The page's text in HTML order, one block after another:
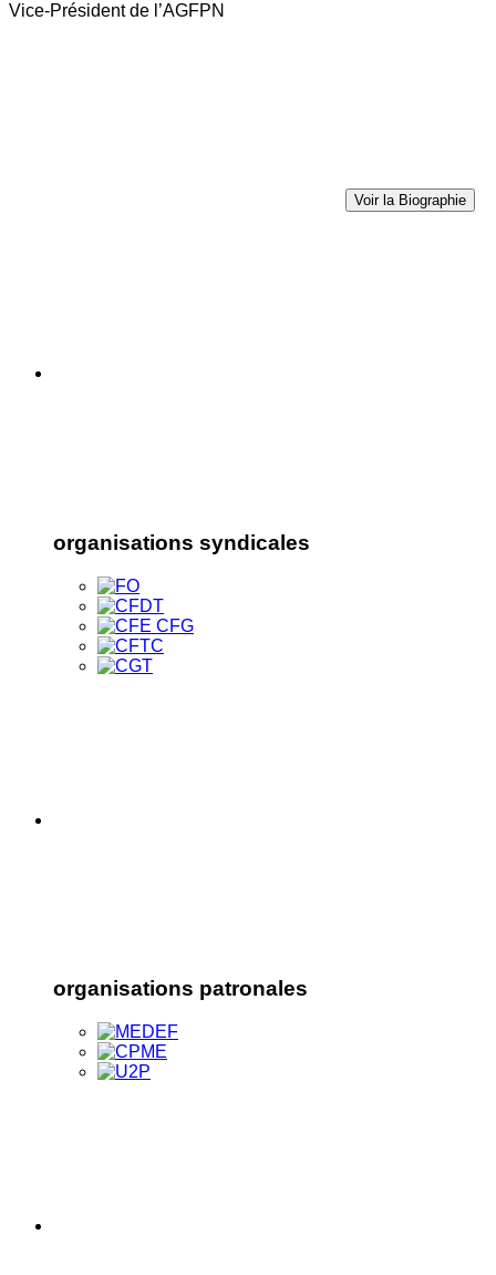
Vice-Président de l’AGFPN
Voir la Biographie
organisations syndicales
organisations patronales